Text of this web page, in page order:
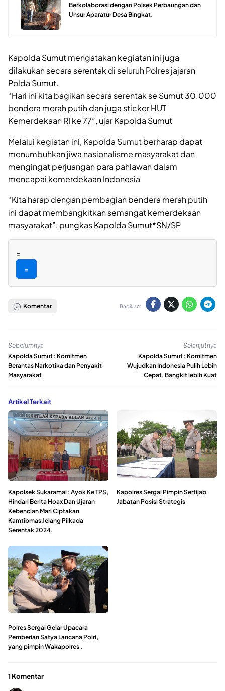
Berkolaborasi dengan Polsek Perbaungan dan
Unsur Aparatur Desa Bingkat.
Kapolda Sumut mengatakan kegiatan ini juga
dilakukan secara serentak di seluruh Polres jajaran
Polda Sumut.
“Hari ini kita bagikan secara serentak se Sumut 30.000
bendera merah putih dan juga sticker HUT
Kemerdekaan RI ke 77”, ujar Kapolda Sumut
Melalui kegiatan ini, Kapolda Sumut berharap dapat
menumbuhkan jiwa nasionalisme masyarakat dan
mengingat perjuangan para pahlawan dalam
mencapai kemerdekaan Indonesia
“Kita harap dengan pembagian bendera merah putih
ini dapat membangkitkan semangat kemerdekaan
masyarakat”, pungkas Kapolda Sumut*SN/SP
=
=
Komentar Bagikan:
Sebelumnya
Kapolda Sumut : Komitmen
Berantas Narkotika dan Penyakit
Masyarakat
Selanjutnya
Kapolda Sumut : Komitmen
Wujudkan Indonesia Pulih Lebih
Cepat, Bangkit lebih Kuat
Artikel Terkait
Kapolsek Sukaramai : Ayok Ke TPS,
Hindari Berita Hoax Dan Ujaran
Kebencian Mari Ciptakan
Kamtibmas Jelang Pilkada
Serentak 2024.
Kapolres Sergai Pimpin Sertijab
Jabatan Posisi Strategis
Polres Sergai Gelar Upacara
Pemberian Satya Lancana Polri,
yang pimpin Wakapolres .
1 Komentar